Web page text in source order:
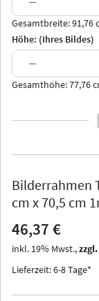
Arran
Iowa
Gesamtbreite: 91,76
Höhe: (Ihres Bildes)
−
Gesamthöhe: 77,76
Bilderrahmen
cm x 70,5 cm
46,37 €
inkl. 19% Mwst.,
Lieferzeit: 6-8 Tage*